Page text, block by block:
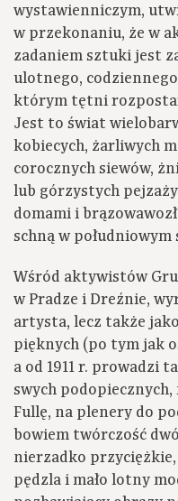
wystawienniczym,
w przekonaniu, że w
zadaniem sztuki jest
ulotnego,
którym tętni
Jest to świat
kobiecych, żarliwych
corocznych siewów,
lub górzystych
domami i
schną w
Wśród aktywistów
w Pradze i Dreźnie,
artysta, lecz także
pięknych (po tym jak
a od 1911 r. prowadzi
swych
Fullę, na plenery do
bowiem twórczość
nierzadko
pędzla i mało lotny